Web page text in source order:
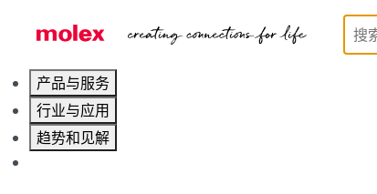
产品与服务
行业与应用
趋势和见解
RF / Coaxial Connectors